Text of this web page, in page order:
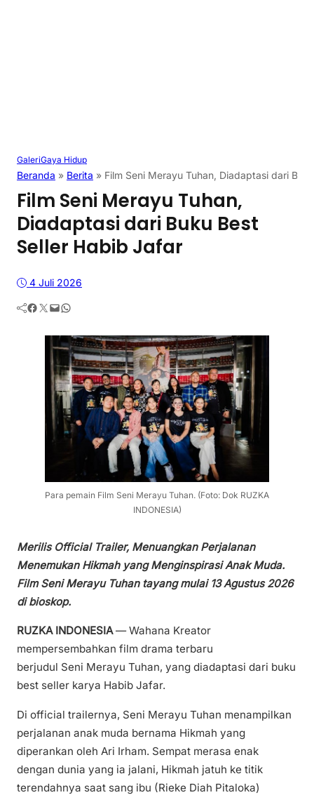
GaleriGaya Hidup
Beranda » Berita » Film Seni Merayu Tuhan, Diadaptasi dari
Film Seni Merayu Tuhan,
Diadaptasi dari Buku Best
Seller Habib Jafar
4 Juli 2026
Facebook Twitter Mail WhatsApp
Para pemain Film Seni Merayu Tuhan. (Foto: Dok RUZKA
INDONESIA)
Merilis Official Trailer, Menuangkan Perjalanan
Menemukan Hikmah yang Menginspirasi Anak Muda.
Film Seni Merayu Tuhan tayang mulai 13 Agustus 2026
di bioskop.
RUZKA INDONESIA— Wahana Kreator
mempersembahkan film drama terbaru
berjudul Seni Merayu Tuhan, yang diadaptasi dari buku
best seller karya Habib Jafar.
Di official trailernya, Seni Merayu Tuhan menampilkan
perjalanan anak muda bernama Hikmah yang
diperankan oleh Ari Irham. Sempat merasa enak
dengan dunia yang ia jalani, Hikmah jatuh ke titik
terendahnya saat sang ibu (Rieke Diah Pitaloka)